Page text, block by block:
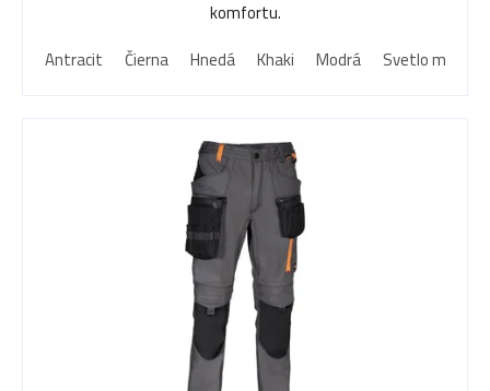
komfortu.
Antracit
Čierna Hnedá Khaki Modrá Svetlo modrá